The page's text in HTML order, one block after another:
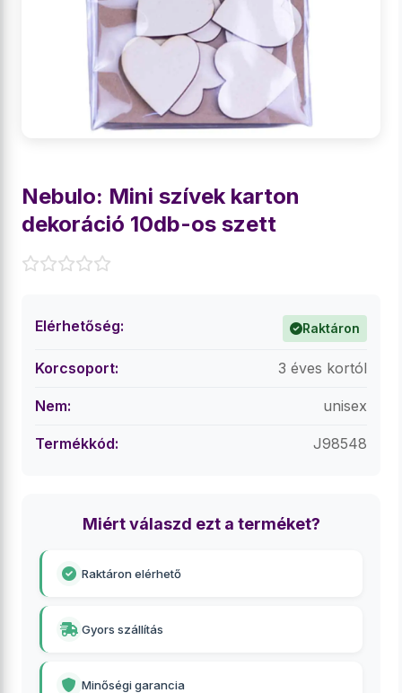
Nebulo: Mini szívek karton
dekoráció 10db-os szett
Elérhetőség: Raktáron
Korcsoport: 3 éves kortól
Nem: unisex
Termékkód: J98548
Miért válaszd ezt a terméket?
Raktáron elérhető
Gyors szállítás
Minőségi garancia